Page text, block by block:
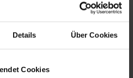
Details Über Cookies
Cookies